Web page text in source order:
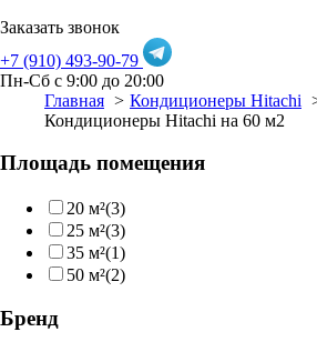
Заказать звонок
+7 (910) 493-90-79
Пн-Сб с 9:00 до 20:00
Главная
Кондиционеры Hitachi
Кондиционеры Hitachi на 60 м2
Площадь помещения
20 м²(3)
25 м²(3)
35 м²(1)
50 м²(2)
Бренд